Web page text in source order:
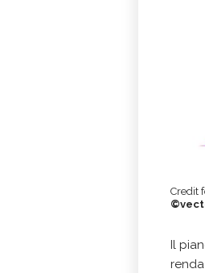
Credit
Il